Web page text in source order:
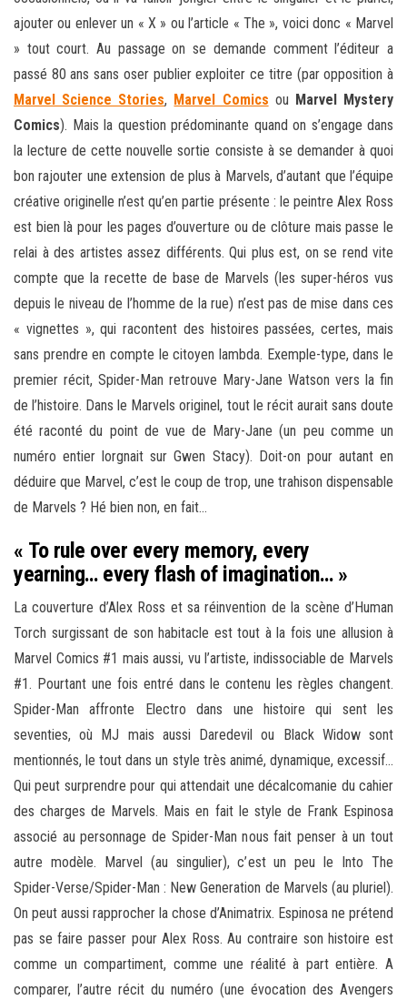
ajouter ou enlever un « X » ou l’article « The », voici donc « Marvel
» tout court. Au passage on se demande comment l’éditeur a
passé 80 ans sans oser publier exploiter ce titre (par opposition à
Marvel Science Stories, Marvel Comics ou Marvel Mystery
Comics). Mais la question prédominante quand on s’engage dans
la lecture de cette nouvelle sortie consiste à se demander à quoi
bon rajouter une extension de plus à Marvels, d’autant que l’équipe
créative originelle n’est qu’en partie présente : le peintre Alex Ross
est bien là pour les pages d’ouverture ou de clôture mais passe le
relai à des artistes assez différents. Qui plus est, on se rend vite
compte que la recette de base de Marvels (les super-héros vus
depuis le niveau de l’homme de la rue) n’est pas de mise dans ces
« vignettes », qui racontent des histoires passées, certes, mais
sans prendre en compte le citoyen lambda. Exemple-type, dans le
premier récit, Spider-Man retrouve Mary-Jane Watson vers la fin
de l’histoire. Dans le Marvels originel, tout le récit aurait sans doute
été raconté du point de vue de Mary-Jane (un peu comme un
numéro entier lorgnait sur Gwen Stacy). Doit-on pour autant en
déduire que Marvel, c’est le coup de trop, une trahison dispensable
de Marvels ? Hé bien non, en fait…
« To rule over every memory, every
yearning… every flash of imagination… »
La couverture d’Alex Ross et sa réinvention de la scène d’Human
Torch surgissant de son habitacle est tout à la fois une allusion à
Marvel Comics #1 mais aussi, vu l’artiste, indissociable de Marvels
#1. Pourtant une fois entré dans le contenu les règles changent.
Spider-Man affronte Electro dans une histoire qui sent les
seventies, où MJ mais aussi Daredevil ou Black Widow sont
mentionnés, le tout dans un style très animé, dynamique, excessif…
Qui peut surprendre pour qui attendait une décalcomanie du cahier
des charges de Marvels. Mais en fait le style de Frank Espinosa
associé au personnage de Spider-Man nous fait penser à un tout
autre modèle. Marvel (au singulier), c’est un peu le Into The
Spider-Verse/Spider-Man : New Generation de Marvels (au pluriel).
On peut aussi rapprocher la chose d’Animatrix. Espinosa ne prétend
pas se faire passer pour Alex Ross. Au contraire son histoire est
comme un compartiment, comme une réalité à part entière. A
comparer, l’autre récit du numéro (une évocation des Avengers